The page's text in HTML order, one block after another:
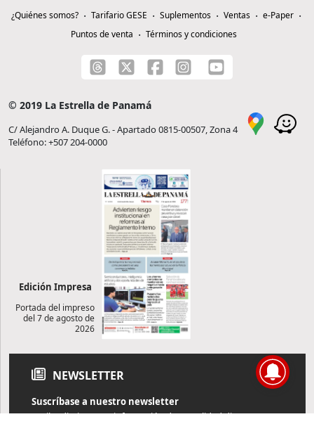
¿Quiénes somos? Tarifario GESE Suplementos Ventas
e-Paper
Puntos de venta
Términos y condiciones
© 2019 La Estrella de Panamá
C/ Alejandro A. Duque G. - Apartado 0815-00507, Zona 4
Teléfono: +507 204-0000
Edición Impresa
Portada del impreso
del 7 de agosto de
2026
NEWSLETTER
Suscríbase a nuestro newsletter
Reciba diariamente información de actualidad directamente en